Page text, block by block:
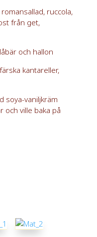
ruccola,
från get,
och hallon
kantareller,
soya-vaniljkräm
och ville baka på